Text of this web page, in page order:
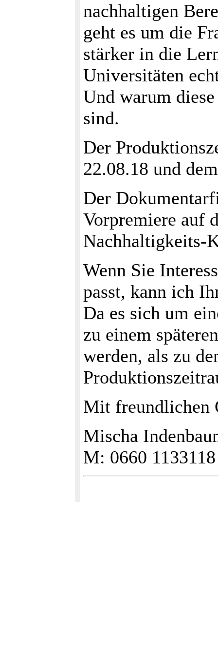
nachhaltigen
geht es um die
stärker in die
Universitäten
Und warum
sind.
Der
22.08.18 und
Der
Vorpremiere auf
Nachhaltigkeits-
Wenn Sie
passt, kann ich
Da es sich um
zu einem
werden, als zu
Mit freundlichen
Mischa
M: 0660